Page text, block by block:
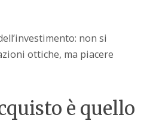
non si
ottiche, ma piacere
è quello